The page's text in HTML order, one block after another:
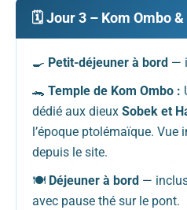
🗓️ Jour 3 – Kom Ombo &
🍳 Petit-déjeuner à bord —
🐊 Temple de Kom Ombo :
dédié aux dieux Sobek et
l’époque ptolémaïque. Vue
depuis le site.
🍽️ Déjeuner à bord —
avec pause thé sur le pont.